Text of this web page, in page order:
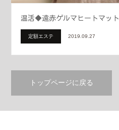
温活◆遠赤ゲルマヒートマット
定額エステ 2019.09.27
トップページに戻る